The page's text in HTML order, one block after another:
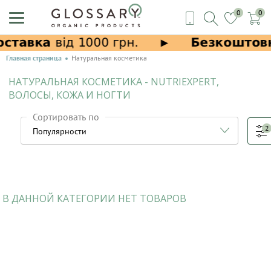
0 0
Главная страница Натуральная косметика
НАТУРАЛЬНАЯ КОСМЕТИКА - NUTRIEXPERT,
ВОЛОСЫ, КОЖА И НОГТИ
Сортировать по
2
В ДАННОЙ КАТЕГОРИИ НЕТ ТОВАРОВ